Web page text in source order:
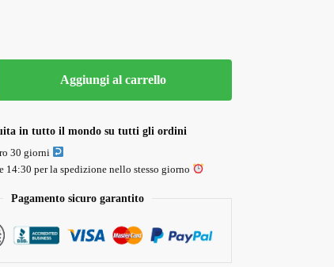
Aggiungi al carrello
in tutto il mondo su tutti gli ordini
30 giorni
14:30 per la spedizione nello stesso giorno
Pagamento sicuro garantito